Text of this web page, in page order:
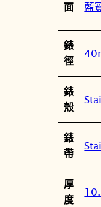
4
0
1
1
0
5
.
面
藍
錶
徑
錶
殼
錶
帶
厚
度